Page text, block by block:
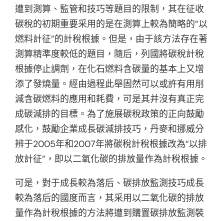
遭到測算、監管和技巧等題目的限制，其在征收
碳稅的初期重要采用的是在測算上較為簡略的“以
燃料計征”的計稅根據。但是，由于該方法存在著
測算精準度較低的題目，隨后，列國將碳稅計稅
根據停止調劑，在化石燃料含碳量的基本上又增
添了發燒量。經由過程此舉固然可以或許有用削
減含碳燃料的應用和耗費，可是其并沒有真正完
成碳減排的目標。為了施展碳稅政策的正向鼓勵
感化，鼓勵企業成長碳減排技巧，丹麥和挪威分
辨于2005年和2007年將碳稅計稅根據改為“以排
放計征”，即以二氧化碳的排放量作為計稅根據。
可是，對于成長較為落后、碳排放監測技巧成長
較為落后的國度而言，其采用以二氧化碳的排放
量作為計稅根據的方法將遭到購置碳排放監測裝